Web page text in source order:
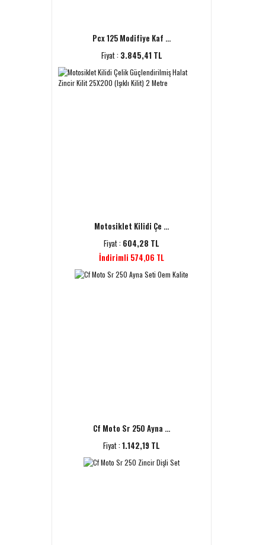
Pcx 125 Modifiye Kaf ...
Fiyat : 3.845,41 TL
Motosiklet Kilidi Çe ...
Fiyat : 604,28 TL
İndirimli 574,06 TL
Cf Moto Sr 250 Ayna ...
Fiyat : 1.142,19 TL